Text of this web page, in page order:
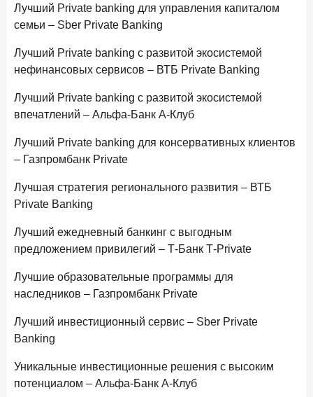
Главные «болевые точки» бизнеса при открытии
расчетного счета в банках
26 января 2026 года ИССЛЕДОВАНИЕ
Ипотека. Итоги декабря 2025 года
15 января 2026 года ИССЛЕДОВАНИЕ
По итогам декабря 2025 года объем выдач кредитов
29 декабря 2025 года
Цифра дня
Средний срок ипотечных кредитов в России
24,9 лет
Frank Data. Ипотека
25 декабря 2025 года
24 декабря 2025 года
Страховщики, УК, брокер-маркетплейсы: как новые
Лучший Private banking для управления капиталом
семьи – Sber Private Banking
Лучший Private banking с развитой экосистемой
нефинансовых сервисов – ВТБ Private Banking
Лучший Private banking с развитой экосистемой
впечатлений – Альфа-Банк А-Клуб
Лучший Private banking для консервативных клиентов
– Газпромбанк Private
Лучшая стратегия регионального развития – ВТБ
Private Banking
Лучший ежедневный банкинг с выгодным
предложением привилегий – Т-Банк Т-Private
Лучшие образовательные программы для
наследников – Газпромбанк Private
Лучший инвестиционный сервис – Sber Private
Banking
Уникальные инвестиционные решения с высоким
потенциалом – Альфа-Банк А-Клуб